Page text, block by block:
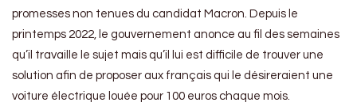
promesses non tenues du candidat Macron. Depuis le
printemps 2022, le gouvernement anonce au fil des semaines
qu’il travaille le sujet mais qu’il lui est difficile de trouver une
solution afin de proposer aux français qui le désireraient une
voiture électrique louée pour 100 euros chaque mois.